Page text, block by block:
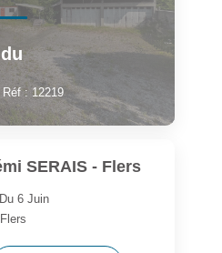
Réf :12219
SERAIS - Flers
6 Juin
Flers